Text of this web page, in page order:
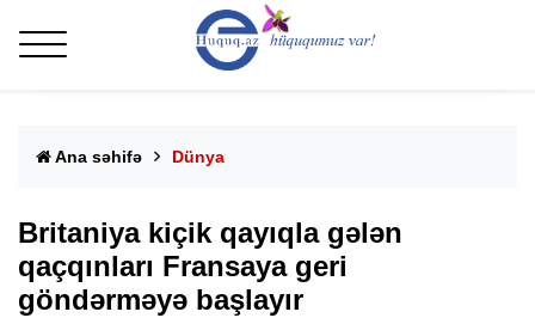
Ana səhifə Dünya
Britaniya kiçik qayıqla gələn
qaçqınları Fransaya geri
göndərməyə başlayır